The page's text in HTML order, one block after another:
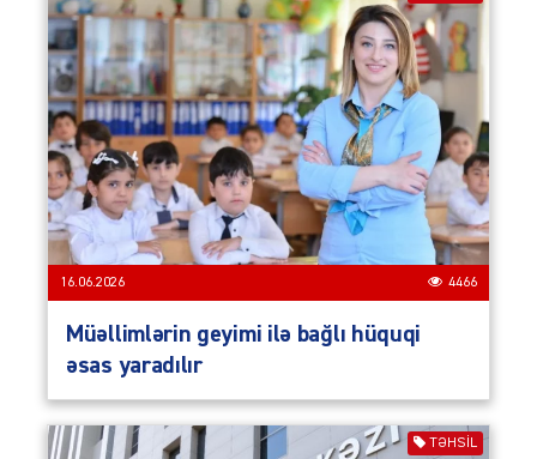
16.06.2026 4466
Müəllimlərin geyimi ilə bağlı hüquqi
əsas yaradılır
TƏHSIL